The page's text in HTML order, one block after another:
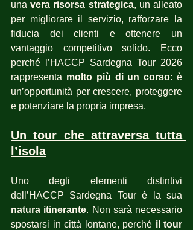
una vera risorsa strategica, un alleato
per migliorare il servizio, rafforzare la
fiducia dei clienti e ottenere un
vantaggio competitivo solido. Ecco
perché l’HACCP Sardegna Tour 2026
rappresenta molto più di un corso: è
un’opportunità per crescere, proteggere
e potenziare la propria impresa.
Un tour che attraversa tutta
l’isola
Uno degli elementi distintivi
natura itinerante. Non sarà necessario
spostarsi in città lontane, perché il tour